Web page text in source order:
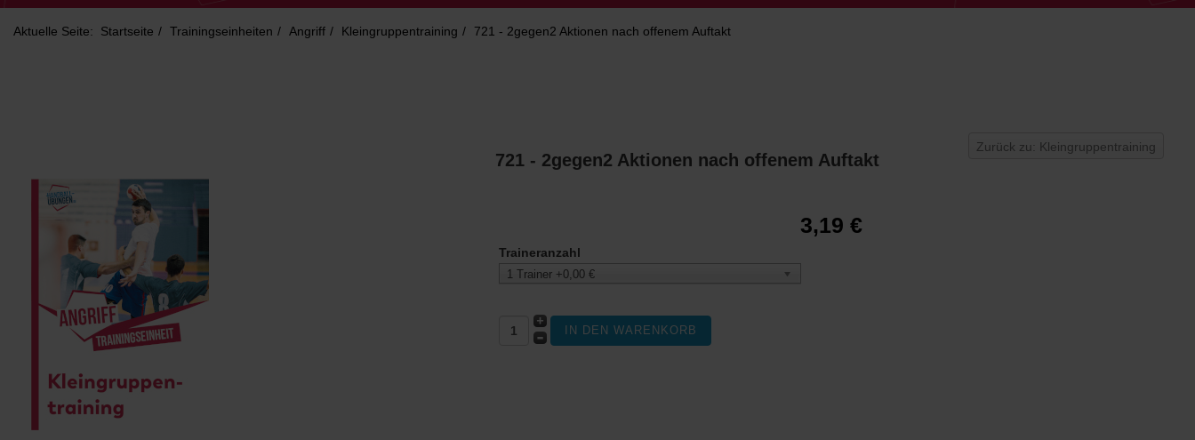
Aktuelle Seite: Startseite Trainingseinheiten Angriff Kleingruppentraining 721 - 2gegen2 Aktionen nach offenem Auftakt
Zurück zu: Kleingruppentraining
721 - 2gegen2 Aktionen nach offenem Auftakt
3,19 €
Traineranzahl
1 Trainer +0,00 €